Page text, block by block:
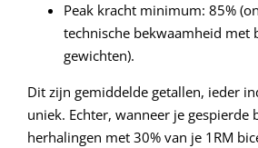
Peak kracht minimum: 85%
technische bekwaamheid met
gewichten).
Dit zijn gemiddelde getallen, ieder
uniek. Echter, wanneer je gespierde
herhalingen met 30% van je 1RM